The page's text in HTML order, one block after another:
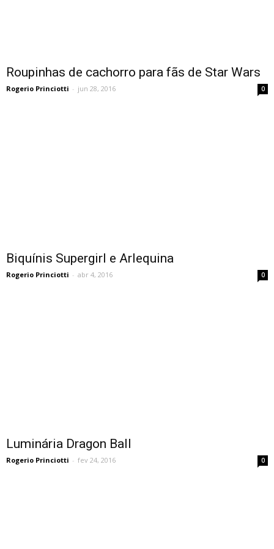
Roupinhas de cachorro para fãs de Star Wars
Rogerio Princiotti - jun 28, 2016 0
Biquínis Supergirl e Arlequina
Rogerio Princiotti - abr 4, 2016 0
Luminária Dragon Ball
Rogerio Princiotti - fev 24, 2016 0